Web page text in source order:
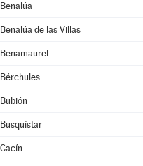
Benalúa
Benalúa de las Villas
Benamaurel
Bérchules
Bubión
Busquístar
Cacín